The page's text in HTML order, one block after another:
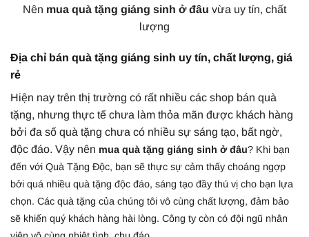
Nên mua quà tặng giáng sinh ở đâu vừa uy tín, chất
lượng
Địa chỉ bán quà tặng giáng sinh uy tín, chất lượng, giá
rẻ
Hiện nay trên thị trường có rất nhiều các shop bán quà
tặng, nhưng thực tế chưa làm thỏa mãn được khách hàng
bởi đa số quà tặng chưa có nhiều sự sáng tạo, bất ngờ,
độc đáo. Vậy nên mua quà tặng giáng sinh ở đâu? Khi bạn
đến với Quà Tặng Độc, bạn sẽ thực sự cảm thấy choáng ngợp
bởi quá nhiều quà tặng độc đáo, sáng tạo đầy thú vị cho bạn lựa
chọn. Các quà tặng của chúng tôi vô cùng chất lượng, đảm bảo
sẽ khiến quý khách hàng hài lòng. Công ty còn có đội ngũ nhân